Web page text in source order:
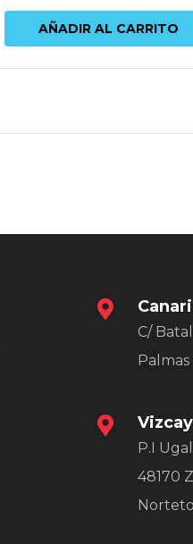
AÑADIR AL CARRITO
C/
Palmas
P.I
48170